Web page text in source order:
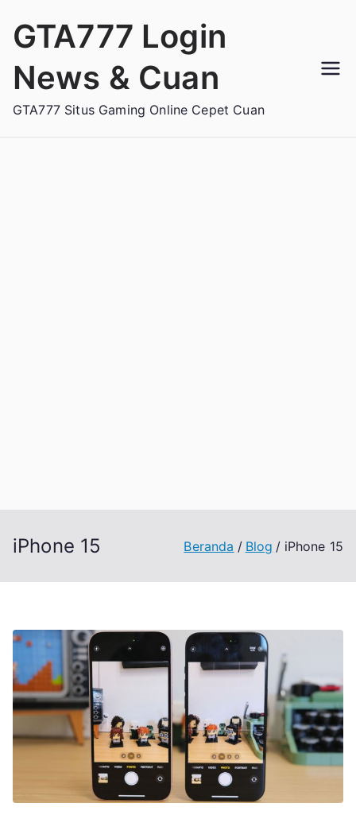
GTA777 Login
News & Cuan
GTA777 Situs Gaming Online Cepet Cuan
iPhone 15 Beranda Blog iPhone 15